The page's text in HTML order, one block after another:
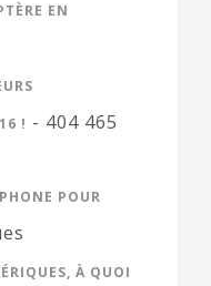
EN
! - 404 465
POUR
À QUOI